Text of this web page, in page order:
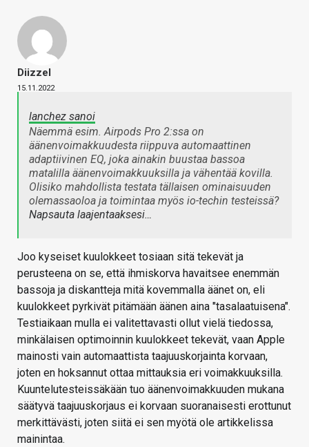
Diizzel
15.11.2022
lanchez sanoi
Näemmä esim. Airpods Pro 2:ssa on
äänenvoimakkuudesta riippuva automaattinen
adaptiivinen EQ, joka ainakin buustaa bassoa
matalilla äänenvoimakkuuksilla ja vähentää kovilla.
Olisiko mahdollista testata tällaisen ominaisuuden
olemassaoloa ja toimintaa myös io-techin testeissä?
Napsauta laajentaaksesi…
Joo kyseiset kuulokkeet tosiaan sitä tekevät ja
perusteena on se, että ihmiskorva havaitsee enemmän
bassoja ja diskantteja mitä kovemmalla äänet on, eli
kuulokkeet pyrkivät pitämään äänen aina "tasalaatuisena".
Testiaikaan mulla ei valitettavasti ollut vielä tiedossa,
minkälaisen optimoinnin kuulokkeet tekevät, vaan Apple
mainosti vain automaattista taajuuskorjainta korvaan,
joten en hoksannut ottaa mittauksia eri voimakkuuksilla.
Kuuntelutesteissäkään tuo äänenvoimakkuuden mukana
säätyvä taajuuskorjaus ei korvaan suoranaisesti erottunut
merkittävästi, joten siitä ei sen myötä ole artikkelissa
mainintaa.